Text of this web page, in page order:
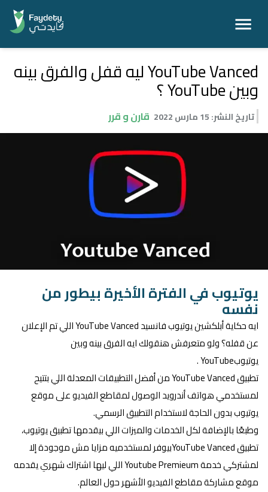
YouTube Vanced ليه قفل والفرق بينه
وبين YouTube ؟
تاريخ النشر:15 مارس 2022 قارن و قرر
يوتيوب في الفترة الأخيرة بيطور من
نفسه
ايه حكاية أبلكشين يوتيوب فانسيد YouTube Vanced اللي تم الإعلان
عن قفله؟ ولو متعرفش هنقولك ايه الفرق بينه وبين
يوتيوبYouTube .
تطبيق YouTube Vanced من أفضل التطبيقات المعدلة اللي بتتيح
لمستخدمي هواتف أندرويد الوصول لمقاطع الفيديو على موقع
يوتيوب بدون الحاجة لاستخدام التطبيق الرسمي.
وطبعًا بالإضافة لكل الخدمات والميزات اللي بيقدمها تطبيق يوتيوب،
تطبيق YouTube Vancedبيوفر لمستخدميه مزايا مش موجودة إلا
لمشتركي خدمة Youtube Premieum اللي ليها اشتراك شهري يقدمه
موقع مشاركة مقاطع الفيديو الأشهر حول العالم.